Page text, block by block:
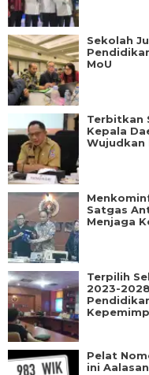
Sekolah
MoU
Terbitkan
Kepala
Wujudkan
Satgas
Menjaga
Terpilih
2023-
Pelat
ini